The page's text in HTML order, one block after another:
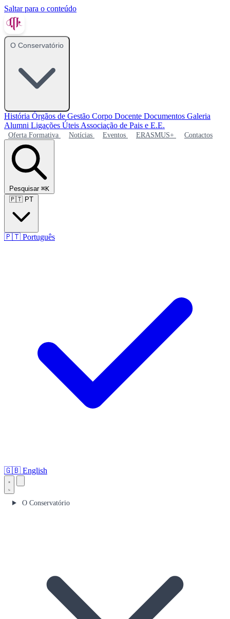
Saltar para o conteúdo
O Conservatório
História Órgãos de Gestão Corpo Docente Documentos Galeria
Alumni Ligações Úteis Associação de Pais e E.E.
Oferta Formativa Notícias Eventos ERASMUS+ Contactos
Pesquisar ⌘K
🇵🇹 PT
🇵🇹 Português
🇬🇧 English
O Conservatório